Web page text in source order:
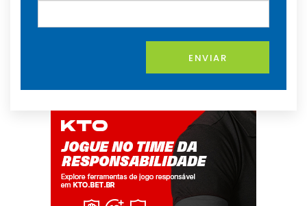
ENVIAR